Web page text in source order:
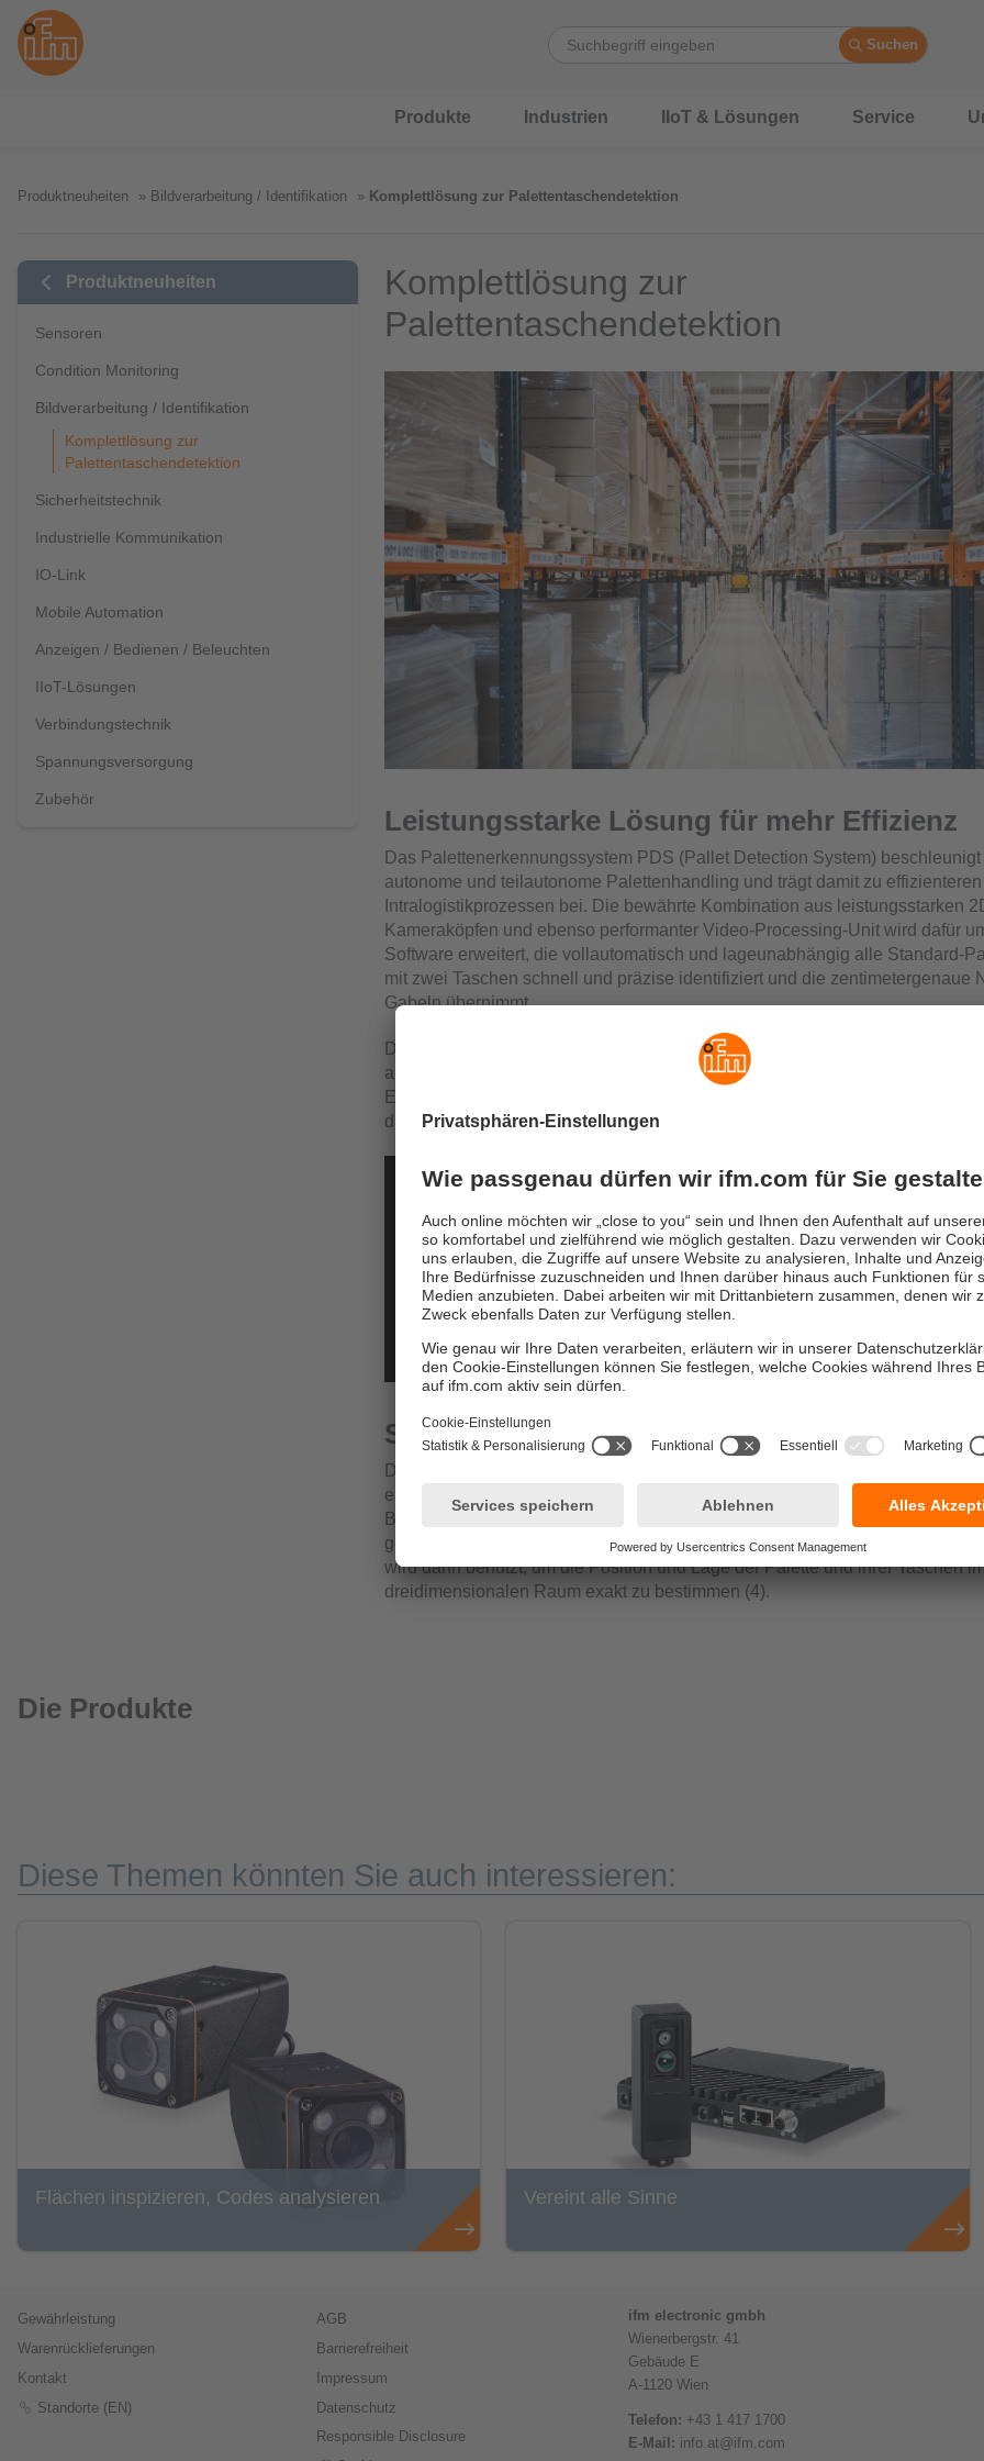
Suchen
Produkte Industrien IIoT & Lösungen Service
Produktneuheiten Bildverarbeitung / Identifikation Komplettlösung zur Palettentaschendetektion
Produktneuheiten
Sensoren
Condition Monitoring
Bildverarbeitung / Identifikation
Komplettlösung zur
Palettentaschendetektion
Sicherheitstechnik
Industrielle Kommunikation
IO-Link
Mobile Automation
Anzeigen / Bedienen / Beleuchten
IIoT-Lösungen
Verbindungstechnik
Spannungsversorgung
Zubehör
Komplettlösung zur
Palettentaschendetektion
Leistungsstarke Lösung für mehr Effizienz
Das Palettenerkennungssystem PDS (Pallet Detection System) beschleunigt
autonome und teilautonome Palettenhandling und trägt damit zu effizienteren
Intralogistikprozessen bei. Die bewährte Kombination aus leistungsstarken
Kameraköpfen und ebenso performanter Video-Processing-Unit wird dafür
Software erweitert, die vollautomatisch und lageunabhängig alle Standard-
mit zwei Taschen schnell und präzise identifiziert und die zentimetergenaue
Gabeln übernimmt.
Die Qualität der Kameraköpfe sowie die hohe Wiederholrate sichern die
aussagekräftigen 3D-Punktewolken auch unter dynamischen und erschwerten
Einsatzbedingungen. Unerwartete Palettenbewegungen werden schnell
das Programm die Nachführung der Gabel zügig umsetzen kann.
So funktioniert das
Die PDS-Palettenerkennung verarbeitet zunächst die durch den Visionsensor
erfassten Amplituden- und Abstandsdaten (1). Anders als beim 2D-Bild (2)
Bild noch Artefakte und Störeinflüsse enthalten. Daher wird das Bild im
gefiltert, um es zu bereinigen und unerwünschte Pixel zu entfernen (3). Das
wird dann benutzt, um die Position und Lage der Palette und ihrer Taschen
dreidimensionalen Raum exakt zu bestimmen (4).
Die Produkte
Diese Themen könnten Sie auch interessieren:
Flächen inspizieren, Codes analysieren Vereint alle Sinne
Gewährleistung
Warenrücklieferungen
Kontakt
Standorte (EN)
AGB
Barrierefreiheit
Impressum
Datenschutz
Responsible Disclosure
ifm electronic gmbh
Wienerbergstr. 41
Gebäude E
A-1120 Wien
Telefon: +43 1 417 1700
E-Mail: info.at@ifm.com